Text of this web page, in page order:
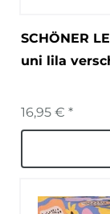
SCHÖNER
uni lila
16,95 € *